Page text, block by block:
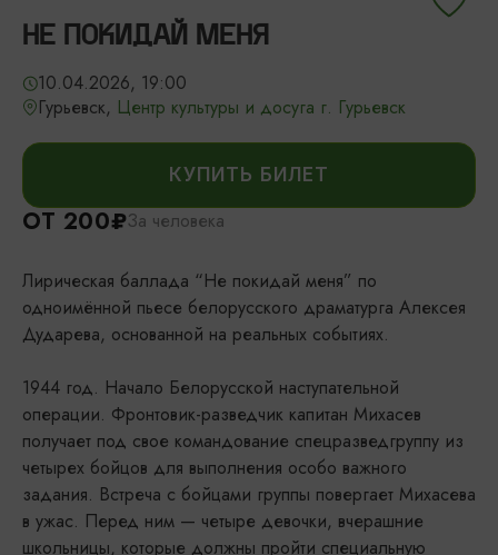
НЕ ПОКИДАЙ МЕНЯ
10.04.2026, 19:00
Гурьевск, Центр культуры и досуга г. Гурьевск
КУПИТЬ БИЛЕТ
ОТ 200₽За человека
Лирическая баллада “Не покидай меня” по
одноимённой пьесе белорусского драматурга Алексея
Дударева, основанной на реальных событиях.
1944 год. Начало Белорусской наступательной
операции. Фронтовик-разведчик капитан Михасев
получает под свое командование спецразведгруппу из
четырех бойцов для выполнения особо важного
задания. Встреча с бойцами группы повергает Михасева
в ужас. Перед ним — четыре девочки, вчерашние
школьницы, которые должны пройти специальную